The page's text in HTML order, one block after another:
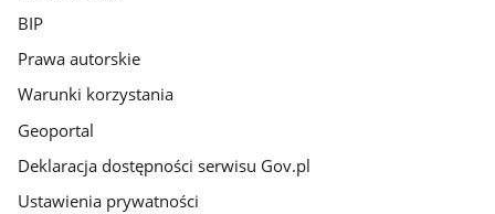
BIP
Prawa autorskie
Warunki korzystania
Geoportal
Deklaracja dostępności serwisu Gov.pl
Ustawienia prywatności